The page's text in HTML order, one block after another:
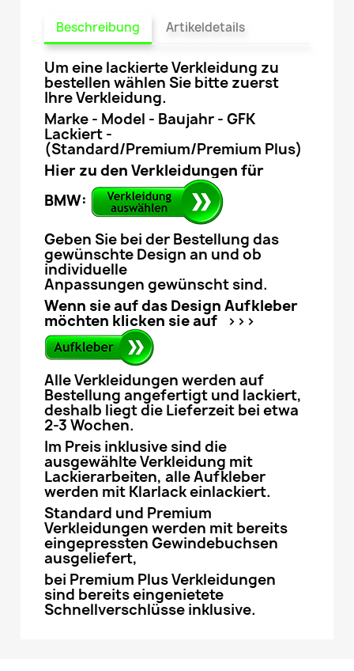
Beschreibung Artikeldetails
Um eine lackierte Verkleidung zu
bestellen wählen Sie bitte zuerst
Ihre Verkleidung.
Marke - Model - Baujahr - GFK
Lackiert -
(Standard/Premium/Premium Plus)
Hier zu den Verkleidungen für
BMW:
Geben Sie bei der Bestellung das
gewünschte Design an und ob
individuelle
Anpassungen gewünscht sind.
Wenn sie auf das Design Aufkleber
möchten klicken sie auf >>>
Alle Verkleidungen werden auf
Bestellung angefertigt und lackiert,
deshalb liegt die Lieferzeit bei etwa
2-3 Wochen.
Im Preis inklusive sind die
ausgewählte Verkleidung mit
Lackierarbeiten, alle Aufkleber
werden mit Klarlack einlackiert.
Standard und Premium
Verkleidungen werden mit bereits
eingepressten Gewindebuchsen
ausgeliefert,
bei Premium Plus Verkleidungen
sind bereits eingenietete
Schnellverschlüsse inklusive.